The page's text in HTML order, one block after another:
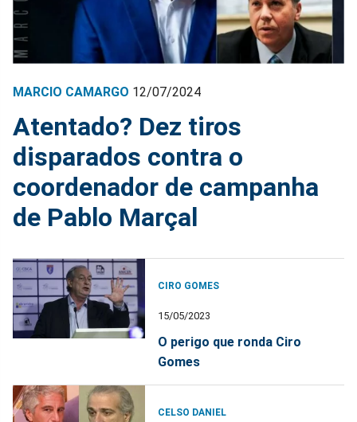
MARCIO CAMARGO 12/07/2024
Atentado? Dez tiros
disparados contra o
coordenador de campanha
de Pablo Marçal
CIRO GOMES
15/05/2023
O perigo que ronda Ciro
Gomes
CELSO DANIEL